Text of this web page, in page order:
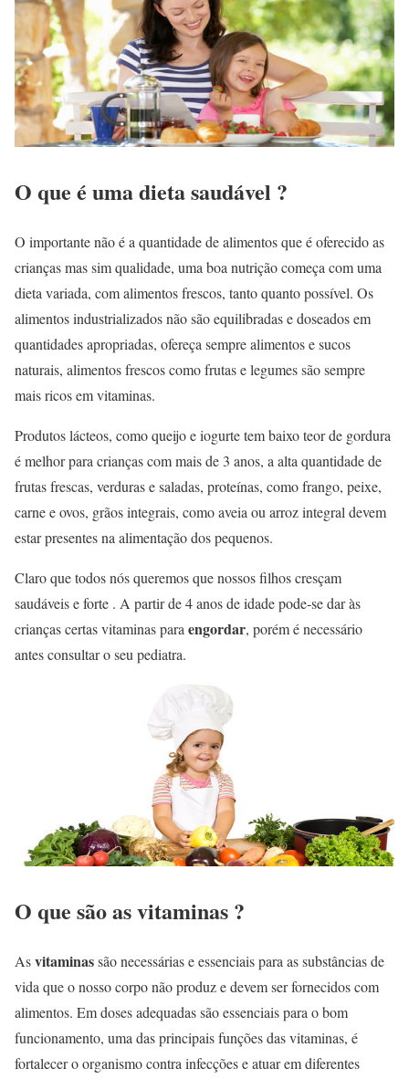
O que é uma dieta saudável ?
O importante não é a quantidade de alimentos que é oferecido as
crianças mas sim qualidade, uma boa nutrição começa com uma
dieta variada, com alimentos frescos, tanto quanto possível. Os
alimentos industrializados não são equilibradas e doseados em
quantidades apropriadas, ofereça sempre alimentos e sucos
naturais, alimentos frescos como frutas e legumes são sempre
mais ricos em vitaminas.
Produtos lácteos, como queijo e iogurte tem baixo teor de gordura
é melhor para crianças com mais de 3 anos, a alta quantidade de
frutas frescas, verduras e saladas, proteínas, como frango, peixe,
carne e ovos, grãos integrais, como aveia ou arroz integral devem
estar presentes na alimentação dos pequenos.
Claro que todos nós queremos que nossos filhos cresçam
saudáveis e forte . A partir de 4 anos de idade pode-se dar às
crianças certas vitaminas para engordar, porém é necessário
antes consultar o seu pediatra.
O que são as vitaminas ?
Asvitaminassão necessárias e essenciais para as substâncias de
vida que o nosso corpo não produz e devem ser fornecidos com
alimentos. Em doses adequadas são essenciais para o bom
funcionamento, uma das principais funções das vitaminas, é
fortalecer o organismo contra infecções e atuar em diferentes